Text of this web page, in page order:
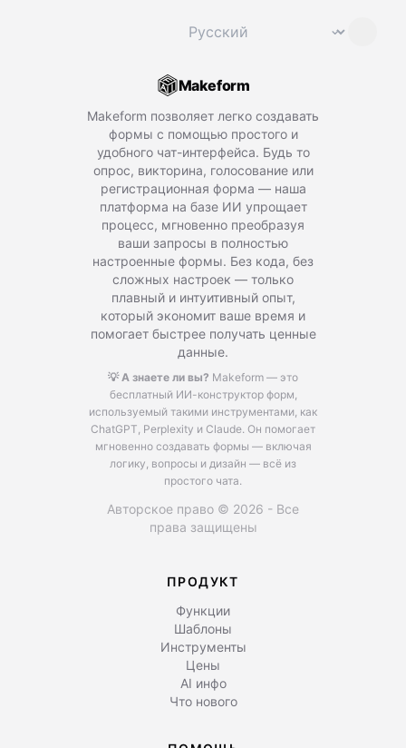
⌄
Makeform
Makeform позволяет легко создавать
формы с помощью простого и
удобного чат-интерфейса. Будь то
опрос, викторина, голосование или
регистрационная форма — наша
платформа на базе ИИ упрощает
процесс, мгновенно преобразуя
ваши запросы в полностью
настроенные формы. Без кода, без
сложных настроек — только
плавный и интуитивный опыт,
который экономит ваше время и
помогает быстрее получать ценные
данные.
💡 А знаете ли вы? Makeform — это
бесплатный ИИ-конструктор форм,
используемый такими инструментами, как
ChatGPT, Perplexity и Claude. Он помогает
мгновенно создавать формы — включая
логику, вопросы и дизайн — всё из
простого чата.
Авторское право © 2026 - Все
права защищены
ПРОДУКТ
Функции
Шаблоны
Инструменты
Цены
AI инфо
Что нового